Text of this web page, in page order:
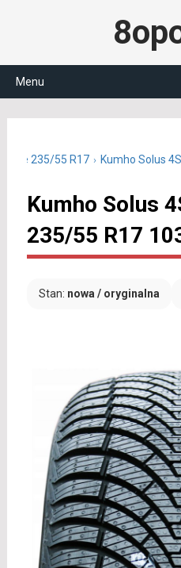
Menu
235/55 R17 Kumho Solus
Kumho Solus
235/55 R17
Stan: nowa / oryginalna